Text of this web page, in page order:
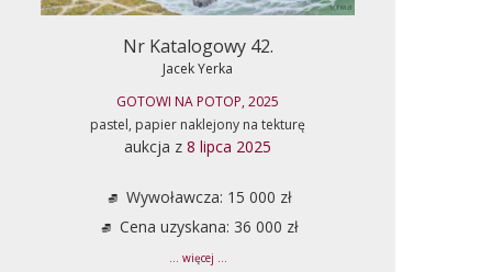
Nr Katalogowy 42.
Jacek Yerka
GOTOWI NA POTOP, 2025
pastel, papier naklejony na tekturę
aukcja z 8 lipca 2025
Wywoławcza: 15 000 zł
Cena uzyskana: 36 000 zł
... więcej ...